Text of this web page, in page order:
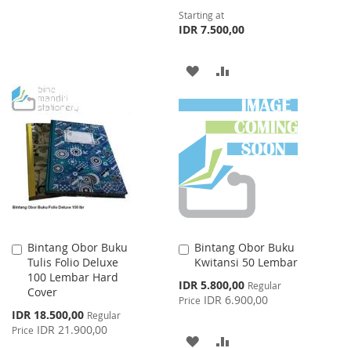
Starting at
IDR 7.500,00
ADD
TO
WISH
LIST
TO
COMPARE
Bintang Obor Buku
Tulis Folio Deluxe
100 Lembar Hard
Cover
Special
Price
IDR 18.500,00 Regular
Price IDR 21.900,00
Add
to
Cart
Bintang Obor Buku
Kwitansi 50 Lembar
Special
Price
IDR 5.800,00 Regular
Price IDR 6.900,00
Add
to
Cart
ADD